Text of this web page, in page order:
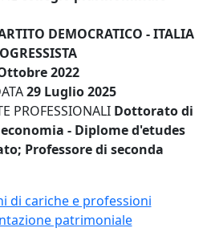
DEMOCRATICO - ITALIA
2022
29 Luglio 2025
PROFESSIONALI Dottorato di
- Diplome d'etudes
Professore di seconda
di cariche e professioni
patrimoniale